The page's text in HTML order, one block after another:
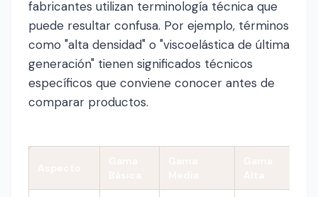
fabricantes utilizan terminología técnica que
puede resultar confusa. Por ejemplo, términos
como "alta densidad" o "viscoelástica de última
generación" tienen significados técnicos
específicos que conviene conocer antes de
comparar productos.